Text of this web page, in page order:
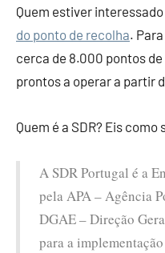
Quem estiver
do ponto de recolha.
cerca de 8.000 pontos
prontos a operar a partir
Quem é a SDR? Eis
A SDR Portugal é a
pela APA – Agência
DGAE – Direção
para a